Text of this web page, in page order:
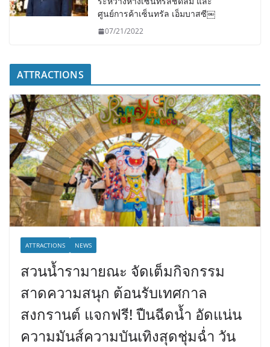
ศูนย์การค้าเซ็นทรัล เอ็มบาสซี￼
07/21/2022
ATTRACTIONS
ATTRACTIONS NEWS
สวนน้ำรามายณะ จัดเต็มกิจกรรม
สาดความสนุก ต้อนรับเทศกาล
สงกรานต์ แจกฟรี! ปืนฉีดน้ำ อัดแน่น
ความมันส์ความบันเทิงสุดชุ่มฉ่ำ วัน